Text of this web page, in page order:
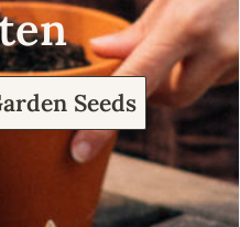
Seeds